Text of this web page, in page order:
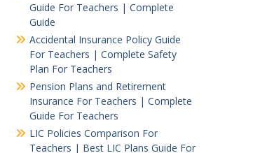
Guide For Teachers | Complete
Guide
Accidental Insurance Policy Guide
For Teachers | Complete Safety
Plan For Teachers
Pension Plans and Retirement
Insurance For Teachers | Complete
Guide For Teachers
LIC Policies Comparison For
Teachers | Best LIC Plans Guide For